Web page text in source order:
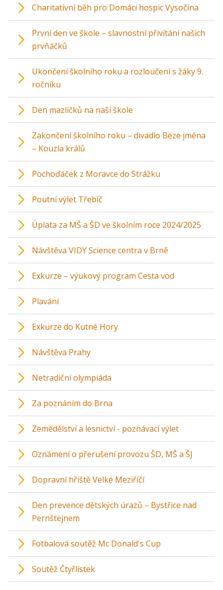
Charitativní běh pro Domácí hospic Vysočina
První den ve škole – slavnostní přivítání našich
prvňáčků
Ukončení školního roku a rozloučení s žáky 9.
ročníku
Den mazlíčků na naší škole
Zakončení školního roku – divadlo Beze jména
– Kouzla králů
Pochoďáček z Moravce do Strážku
Poutní výlet Třebíč
Úplata za MŠ a ŠD ve školním roce 2024/2025
Návštěva VIDY Science centra v Brně
Exkurze – výukový program Cesta vod
Plavání
Exkurze do Kutné Hory
Návštěva Prahy
Netradiční olympiáda
Za poznáním do Brna
Zemědělství a lesnictví - poznávací výlet
Oznámení o přerušení provozu ŠD, MŠ a ŠJ
Dopravní hřiště Velké Meziříčí
Den prevence dětských úrazů – Bystřice nad
Pernštejnem
Fotbalová soutěž Mc Donald's Cup
Soutěž Čtyřlístek